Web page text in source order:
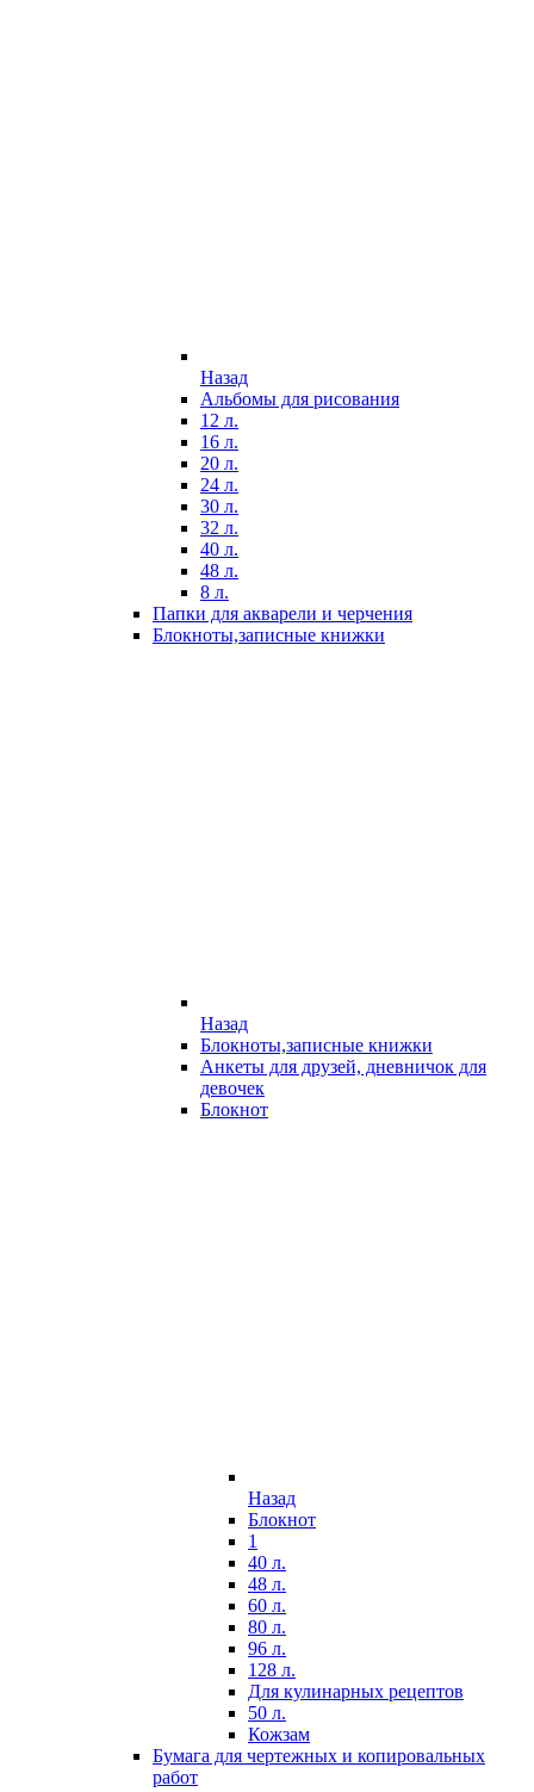
Назад
Альбомы для рисования
12 л.
16 л.
20 л.
24 л.
30 л.
32 л.
40 л.
48 л.
8 л.
Папки для акварели и черчения
Блокноты,записные книжки
Назад
Блокноты,записные книжки
Анкеты для друзей, дневничок для
девочек
Блокнот
Назад
Блокнот
1
40 л.
48 л.
60 л.
80 л.
96 л.
128 л.
Для кулинарных рецептов
50 л.
Кожзам
Бумага для чертежных и копировальных
работ